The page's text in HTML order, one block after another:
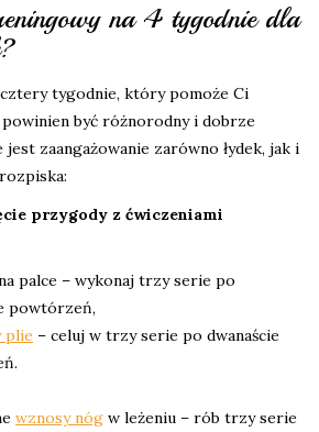
na 4 tygodnie dla
tygodnie, który pomoże Ci
powinien być różnorodny i dobrze
jest zaangażowanie zarówno łydek, jak i
przygody z ćwiczeniami
palce – wykonaj trzy serie po
powtórzeń,
plie – celuj w trzy serie po dwanaście
wznosy nóg w leżeniu – rób trzy serie